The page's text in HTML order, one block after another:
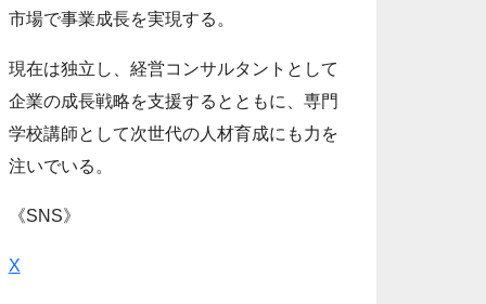
市場で事業成長を実現する。
現在は独立し、経営コンサルタントとして
企業の成長戦略を支援するとともに、専門
学校講師として次世代の人材育成にも力を
注いでいる。
《SNS》
X